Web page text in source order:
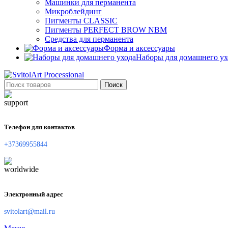
Машинки для перманента
Микроблейдинг
Пигменты CLASSIC
Пигменты PERFECT BROW NBM
Средства для перманента
Форма и аксессуары
Наборы для домашнего
Поиск
Телефон для контактов
+37369955844
Электронный адрес
svitolart@mail.ru